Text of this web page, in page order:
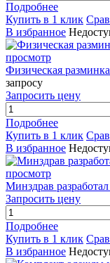
Подробнее
Купить в 1 клик
В избранное
просмотр
Физическая
запросу
Запросить цену
Подробнее
Купить в 1 клик
В избранное
просмотр
Минздрав
Запросить цену
Подробнее
Купить в 1 клик
В избранное